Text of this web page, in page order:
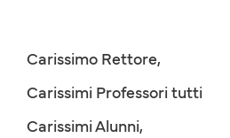
Carissimo Rettore,
Carissimi Professori tutti
Carissimi Alunni,